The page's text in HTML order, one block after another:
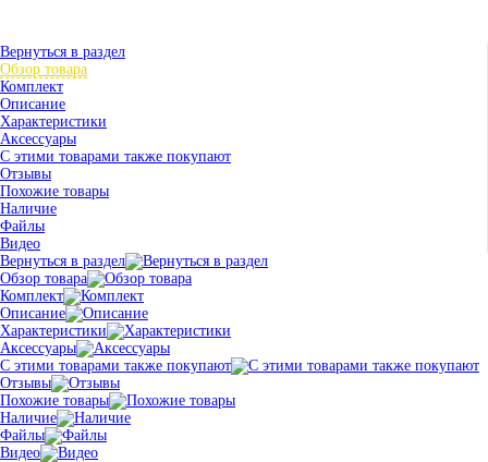
Вернуться в раздел
Обзор товара
Комплект
Описание
Характеристики
Аксессуары
С этими товарами также покупают
Отзывы
Похожие товары
Наличие
Файлы
Видео
Вернуться в раздел
Обзор товара
Комплект
Описание
Характеристики
Аксессуары
С этими товарами также покупают
Отзывы
Похожие товары
Наличие
Файлы
Видео